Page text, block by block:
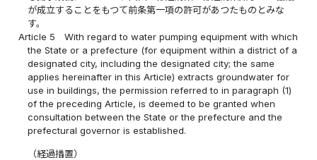
が成立することをもつて前条第一項の許可があつたものとみな
す。
Article 5
With regard to water pumping equipment with which
the State or a prefecture (for equipment within a district of a
designated city, including the designated city; the same
applies hereinafter in this Article) extracts groundwater for
use in buildings, the permission referred to in paragraph (1)
of the preceding Article, is deemed to be granted when
consultation between the State or the prefecture and the
prefectural governor is established.
（経過措置）